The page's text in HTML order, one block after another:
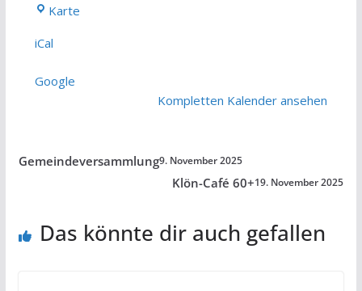
KarteKirchenhaus
iCal
Google
Kompletten Kalender ansehen
Gemeindeversammlung9. November 2025
Klön-Café 60+19. November 2025
Das könnte dir auch gefallen